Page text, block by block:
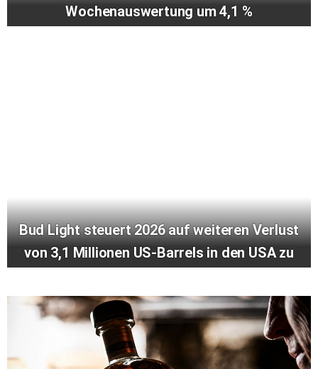
Wochenauswertung um 4,1 %
Bud Light steuert 2026 auf weiteren Verlust
von 3,1 Millionen US-Barrels in den USA zu